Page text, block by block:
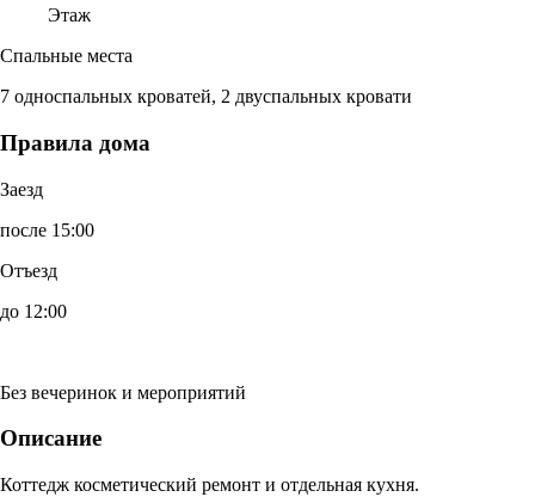
Этаж
Спальные места
7 односпальных кроватей, 2 двуспальных кровати
Правила дома
Заезд
после 15:00
Отъезд
до 12:00
Без вечеринок и мероприятий
Описание
Коттедж косметический ремонт и отдельная кухня.